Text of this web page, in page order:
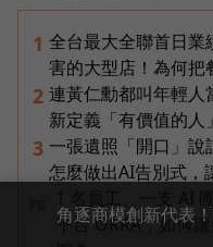
1 全台最大全聯首日業
害的大型店！為何把
2 連黃仁勳都叫年輕人
新定義「有價值的人
3 一張遺照「開口」
怎麼做出AI告別式，
1 名員工、一支 AI
平台 ORRA，如何
角逐商模創新代表